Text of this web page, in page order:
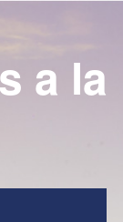
a la